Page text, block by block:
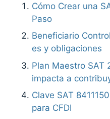
Cómo Crear una
Paso
Beneficiario
es y obligaciones
Plan Maestro SAT
impacta a
Clave SAT
para CFDI